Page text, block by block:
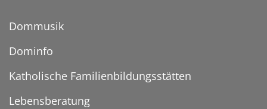
Dommusik
Dominfo
Katholische Familienbildungsstätten
Lebensberatung